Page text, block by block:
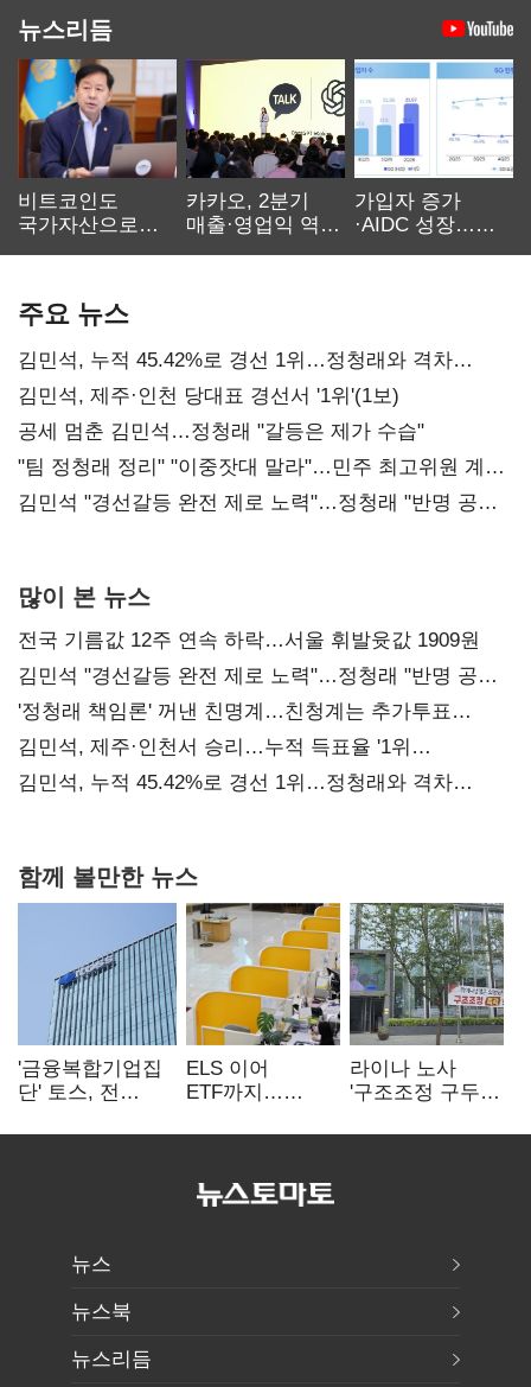
뉴스리듬
비트코인도
국가자산으로…'
카카오, 2분기
매출·영업익 역대
가입자 증가
·AIDC 성장…
주요 뉴스
김민석, 누적 45.42%로 경선 1위…정청래와 격차
0.86%p(2보)
김민석, 제주·인천 당대표 경선서 '1위'(1보)
공세 멈춘 김민석…정청래 "갈등은 제가 수습"
"팀 정청래 정리" "이중잣대 말라"…민주 최고위원 계파
다툼 격화
김민석 "경선갈등 완전 제로 노력"…정청래 "반명 공세
많이 본 뉴스
전국 기름값 12주 연속 하락…서울 휘발윳값 1909원
김민석 "경선갈등 완전 제로 노력"…정청래 "반명 공세
사과부터"
'정청래 책임론' 꺼낸 친명계…친청계는 추가투표
때리기
김민석, 제주·인천서 승리…누적 득표율 '1위
탈환'(종합)
김민석, 누적 45.42%로 경선 1위…정청래와 격차
함께 볼만한 뉴스
'금융복합기업집
단' 토스, 전
표준화
ELS 이어
ETF까지…
제동 걸린 은행
라이나 노사
'구조조정 구두
뉴스
뉴스북
뉴스리듬